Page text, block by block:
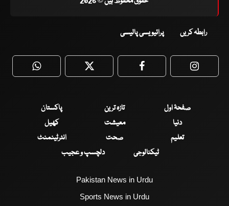
رابطہ کریں پرائیویسی پالیسی
WhatsApp Twitter Facebook
صفحۂ اول تازہ ترین
پاکستان
دنیا
معیشت
کھیل
تعلیم
صحت
انٹرٹینمنٹ
ٹیکنالوجی
دلچسپ و عجیب
Pakistan News in Urdu
Sports News in Urdu